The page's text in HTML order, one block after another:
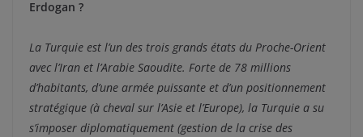
Erdogan ?
La Turquie est l’un des trois grands états du Proche-Orient
avec l’Iran et l’Arabie Saoudite. Forte de 78 millions
d’habitants, d’une armée puissante et d’un positionnement
stratégique (à cheval sur l’Asie et l’Europe), la Turquie a su
s’imposer diplomatiquement (gestion de la crise des